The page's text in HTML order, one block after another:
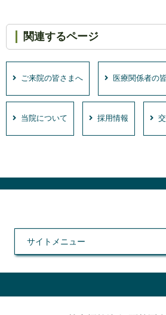
関連するページ
ご来院の皆さまへ 医療関係者の
当院について 採用情報
サイトメニュー